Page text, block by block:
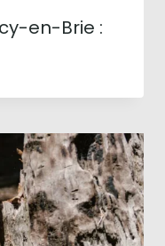
en-Brie :